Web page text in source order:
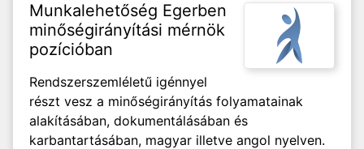
Munkalehetőség Egerben
minőségirányítási mérnök
pozícióban
Rendszerszemléletű igénnyel
részt vesz a minőségirányítás folyamatainak
alakításában, dokumentálásában és
karbantartásában, magyar illetve angol nyelven.